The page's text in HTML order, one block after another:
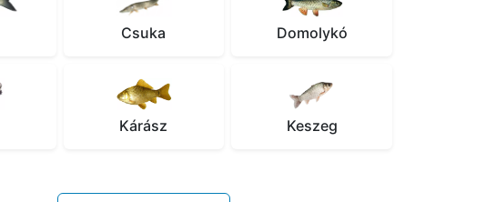
Csuka Domolykó
Kárász Keszeg